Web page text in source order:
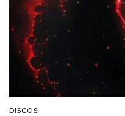
DISCOS